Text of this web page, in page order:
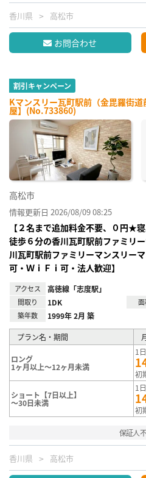
香川県 高松市
お問合わせ
割引キャンペーン
Kマンスリー瓦町駅前（金毘羅街
屋】(No.733860)
高松市
情報更新日 2026/08/09 08:25
【２名まで追加料金不要、０円★
徒歩６分の香川瓦町駅前ファミリ
川瓦町駅前ファミリーマンスリー
可・ＷｉＦｉ可・法人歓迎】
アクセス 高徳線「志度駅」
間取り 1DK
築年数 1999年 2月 築
プラン名・期間
ロング
1ヶ月以上～12ヶ月未満
1
初
ショート【7日以上】
～30日未満
1
初
保証人
香川県 高松市